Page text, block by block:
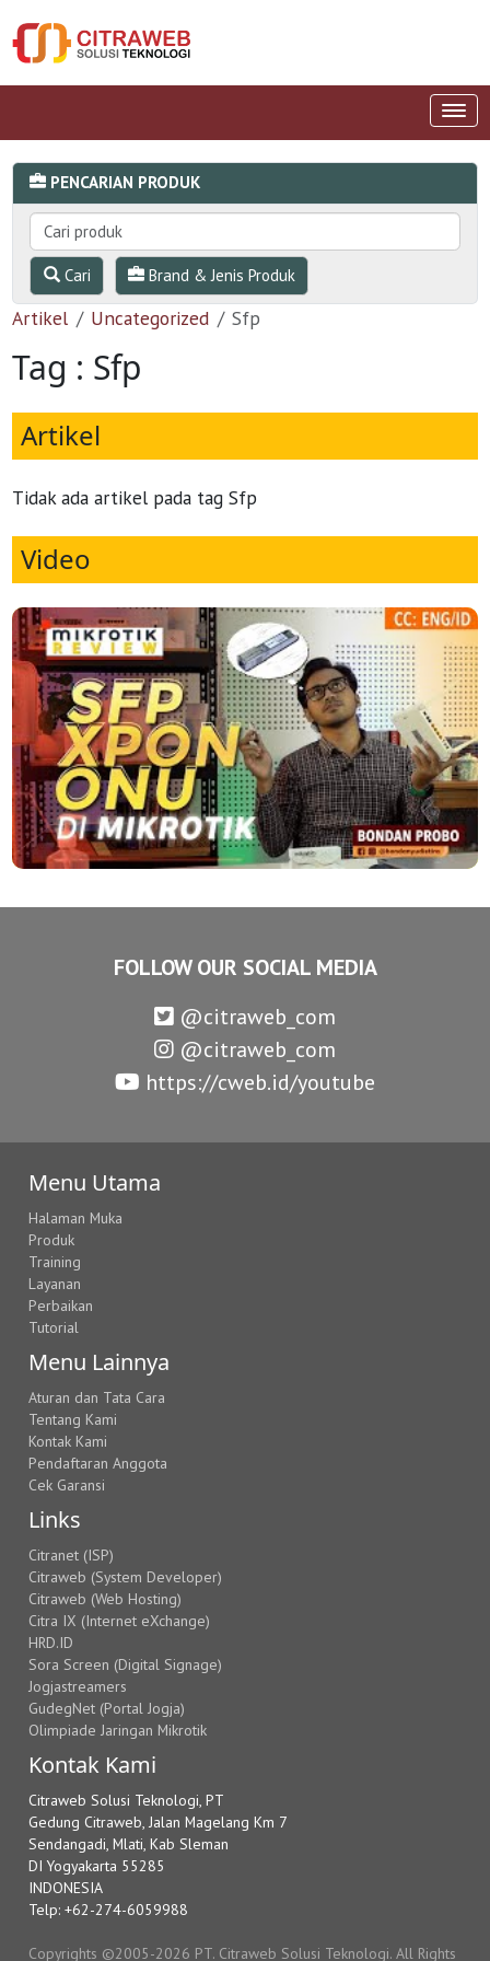
PENCARIAN PRODUK
Cari Brand & Jenis Produk
Artikel Uncategorized Sfp
Tag : Sfp
Artikel
Tidak ada artikel pada tag Sfp
Video
FOLLOW OUR SOCIAL MEDIA
@citraweb_com
@citraweb_com
https://cweb.id/youtube
Menu Utama
Halaman Muka
Produk
Training
Layanan
Perbaikan
Tutorial
Menu Lainnya
Aturan dan Tata Cara
Tentang Kami
Kontak Kami
Pendaftaran Anggota
Cek Garansi
Links
Citranet (ISP)
Citraweb (System Developer)
Citraweb (Web Hosting)
Citra IX (Internet eXchange)
HRD.ID
Sora Screen (Digital Signage)
Jogjastreamers
GudegNet (Portal Jogja)
Olimpiade Jaringan Mikrotik
Kontak Kami
Citraweb Solusi Teknologi, PT
Gedung Citraweb, Jalan Magelang Km 7
Sendangadi, Mlati, Kab Sleman
DI Yogyakarta 55285
INDONESIA
Telp: +62-274-6059988
Copyrights ©2005-2026 PT. Citraweb Solusi Teknologi. All Rights